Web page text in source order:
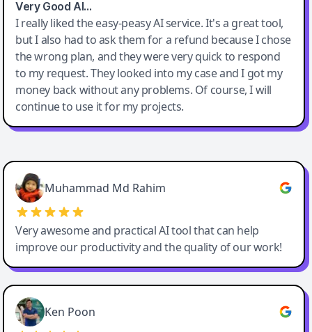
Very Good AI…
I really liked the easy-peasy AI service. It's a great tool,
but I also had to ask them for a refund because I chose
the wrong plan, and they were very quick to respond
to my request. They looked into my case and I got my
money back without any problems. Of course, I will
continue to use it for my projects.
Easy-Peasy AI
Muhammad Md Rahim
Very awesome and practical AI tool that can help
improve our productivity and the quality of our work!
Ken Poon